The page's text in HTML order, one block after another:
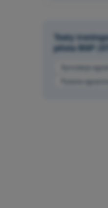
Testy
pilota BSP
Symulacja
Pytania